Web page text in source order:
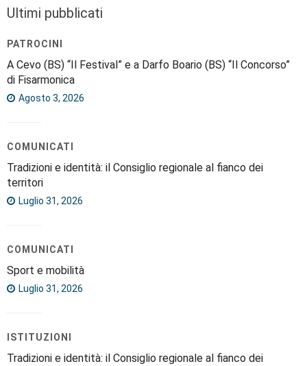
Ultimi pubblicati
PATROCINI
A Cevo (BS) “Il Festival” e a Darfo Boario (BS) “Il Concorso”
di Fisarmonica
Agosto 3, 2026
COMUNICATI
Tradizioni e identità: il Consiglio regionale al fianco dei
territori
Luglio 31, 2026
COMUNICATI
Sport e mobilità
Luglio 31, 2026
ISTITUZIONI
Tradizioni e identità: il Consiglio regionale al fianco dei